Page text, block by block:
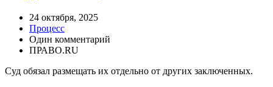
24 октября, 2025
Процесс
Один комментарий
ПРАВО.RU
Суд обязал размещать их отдельно от других заключенных.